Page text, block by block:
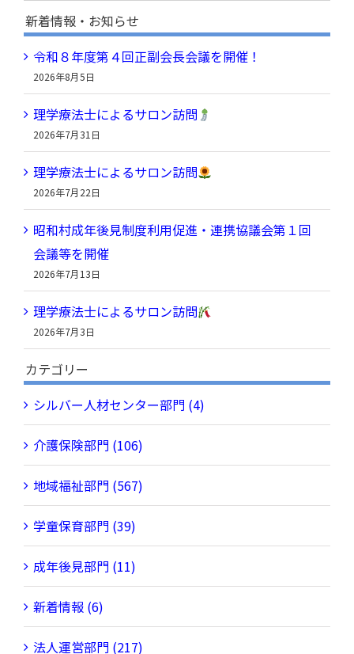
ー
カ
イ
ブ
新着情報・お知らせ
令和８年度第４回正副会長会議を開催！
2026年8月5日
理学療法士によるサロン訪問
2026年7月31日
理学療法士によるサロン訪問
2026年7月22日
昭和村成年後見制度利用促進・連携協議会第１回
会議等を開催
2026年7月13日
理学療法士によるサロン訪問
2026年7月3日
カテゴリー
シルバー人材センター部門 (4)
介護保険部門 (106)
地域福祉部門 (567)
学童保育部門 (39)
成年後見部門 (11)
新着情報 (6)
法人運営部門 (217)